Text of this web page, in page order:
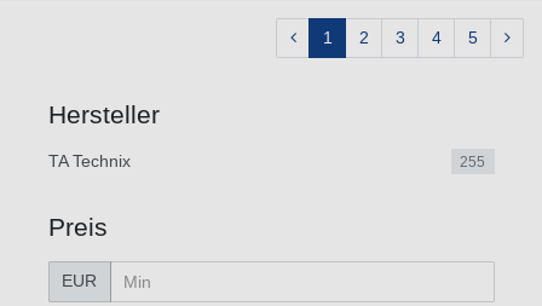
1 2 3 4 5
Hersteller
TA Technix 255
Preis
EUR